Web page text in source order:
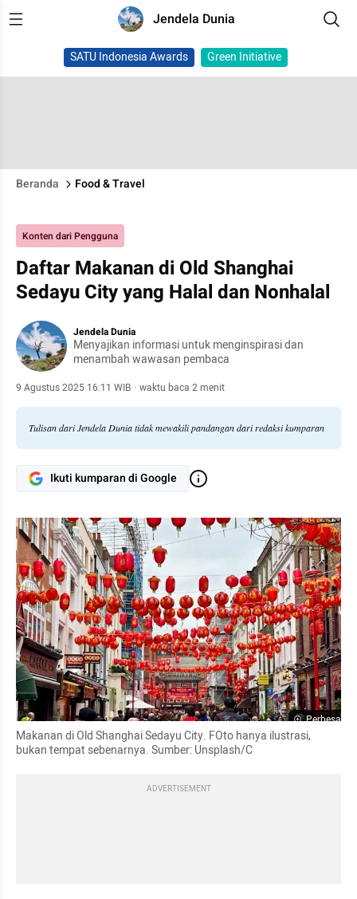
Jendela Dunia
SATU Indonesia Awards Green Initiative
Beranda Food & Travel
Konten dari Pengguna
Daftar Makanan di Old Shanghai
Sedayu City yang Halal dan Nonhalal
Jendela Dunia
Menyajikan informasi untuk menginspirasi dan
menambah wawasan pembaca
9 Agustus 2025 16:11 WIB · waktu baca 2 menit
Tulisan dari Jendela Dunia tidak mewakili pandangan dari redaksi kumparan
Ikuti kumparan di Google
Perbesar
Makanan di Old Shanghai Sedayu City. FOto hanya ilustrasi,
bukan tempat sebenarnya. Sumber: Unsplash/C
ADVERTISEMENT